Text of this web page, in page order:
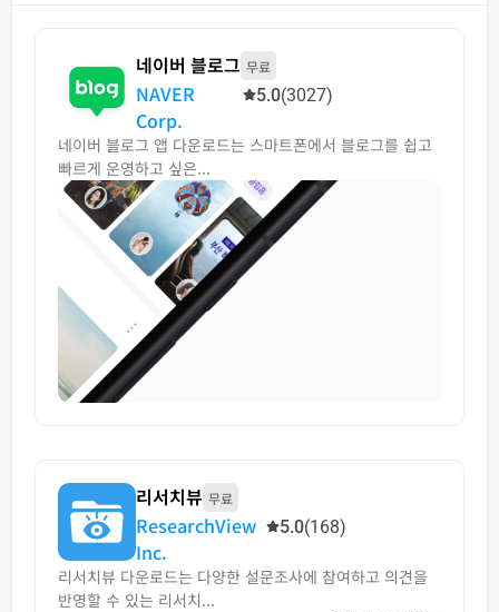
네이버 블로그 무료
NAVER
Corp.
5.0(3027)
네이버 블로그 앱 다운로드는 스마트폰에서 블로그를 쉽고
빠르게 운영하고 싶은...
리서치뷰 무료
ResearchView
Inc.
5.0(168)
리서치뷰 다운로드는 다양한 설문조사에 참여하고 의견을
반영할 수 있는 리서치...